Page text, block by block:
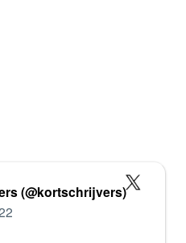
(@kortschrijvers)